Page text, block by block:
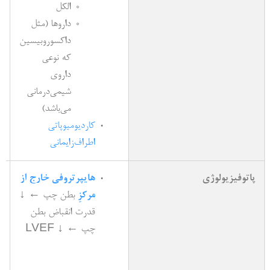
الکل
داروها (مثل
داکسوروبیسین
که نوعی
داروی
شیمی‌درمانی
می‌باشد)
کاردیومیوپاتی
اطراف‌زایمانی
پاتوفیزیولوژی
هایپرتروفی خارج از
مرکزِ بطن چپ ← ↓
قدرت انقباض بطن
چپ ← ↓ LVEF